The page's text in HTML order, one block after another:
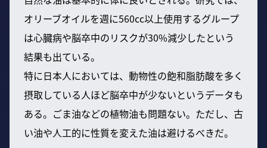
オリーブオイルを週に560cc以上使用するグループ
は心臓病や脳卒中のリスクが30%減少したという
結果も出ている。
特に日本人においては、動物性の飽和脂肪酸を多く
摂取している人ほど脳卒中が少ないというデータも
ある。ごま油などの植物油も問題ない。ただし、古
い油や人工的に性質を変えた油は避けるべきだ。